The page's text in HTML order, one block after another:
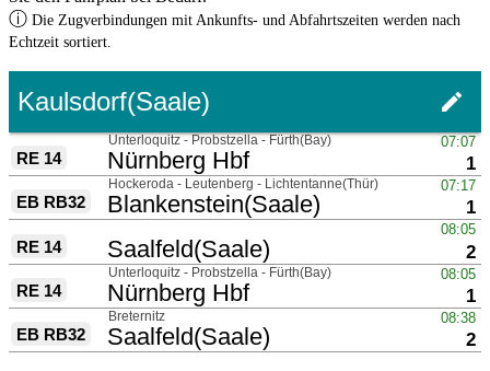
ⓘ Die Zugverbindungen mit Ankunfts- und Abfahrtszeiten werden nach
Echtzeit sortiert.